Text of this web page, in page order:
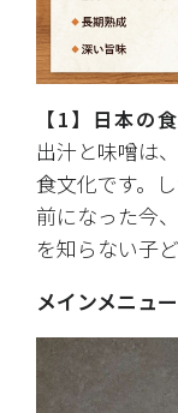
【1】日本の
出汁と味噌は
食文化です。
前になった今
を知らない子
メインメニュ